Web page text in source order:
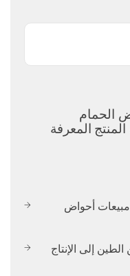
الحمام
المعرفة
مبيعات أحواض
إلى الإنتاج